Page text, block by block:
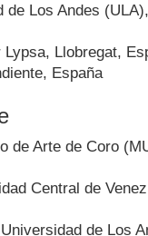
de Los Andes
Llobregat,
España
de Arte de Coro
Central de
de Los